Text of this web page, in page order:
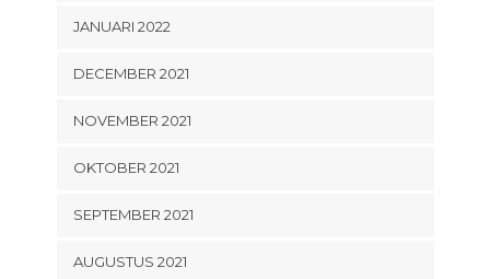
JANUARI 2022
DECEMBER 2021
NOVEMBER 2021
OKTOBER 2021
SEPTEMBER 2021
AUGUSTUS 2021